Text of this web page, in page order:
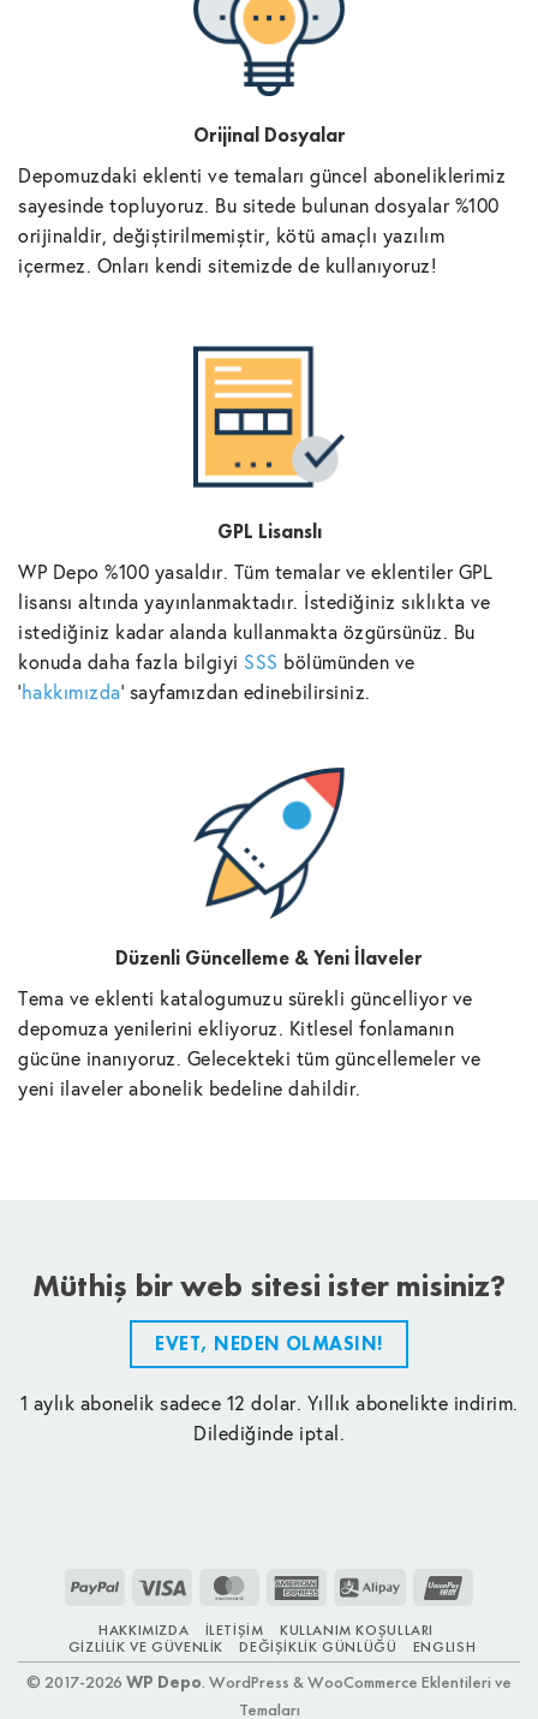
Orijinal Dosyalar
Depomuzdaki eklenti ve temaları güncel aboneliklerimiz
sayesinde topluyoruz. Bu sitede bulunan dosyalar %100
orijinaldir, değiştirilmemiştir, kötü amaçlı yazılım
içermez. Onları kendi sitemizde de kullanıyoruz!
GPL Lisanslı
WP Depo %100 yasaldır. Tüm temalar ve eklentiler GPL
lisansı altında yayınlanmaktadır. İstediğiniz sıklıkta ve
istediğiniz kadar alanda kullanmakta özgürsünüz. Bu
konuda daha fazla bilgiyi SSS bölümünden ve
'hakkımızda' sayfamızdan edinebilirsiniz.
Düzenli Güncelleme & Yeni İlaveler
Tema ve eklenti katalogumuzu sürekli güncelliyor ve
depomuza yenilerini ekliyoruz. Kitlesel fonlamanın
gücüne inanıyoruz. Gelecekteki tüm güncellemeler ve
yeni ilaveler abonelik bedeline dahildir.
Müthiş bir web sitesi ister misiniz?
EVET, NEDEN OLMASIN!
1 aylık abonelik sadece 12 dolar. Yıllık abonelikte indirim.
Dilediğinde iptal.
PayPal Visa MasterCardAmerican
Alipay
HAKKIMIZDA İLETIŞIM
KULLANIM KOŞULLARI
GIZLILIK VE GÜVENLIK
DEĞIŞIKLIK GÜNLÜĞÜ ENGLISH
© 2017-2026 WP Depo. WordPress & WooCommerce Eklentileri ve
Temaları